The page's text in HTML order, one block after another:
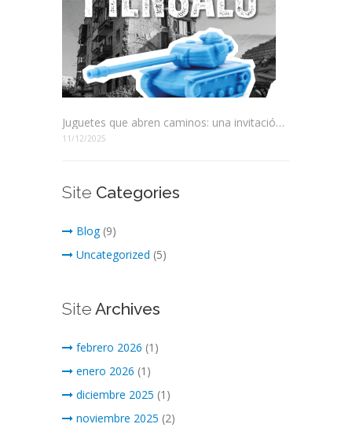
Juguetes que abren caminos: una invitación a elegir mejor
11/12/2025
Site Categories
Blog(9)
Uncategorized (5)
Site Archives
febrero 2026 (1)
enero 2026 (1)
diciembre 2025 (1)
noviembre 2025 (2)